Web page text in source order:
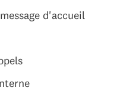
d'accueil